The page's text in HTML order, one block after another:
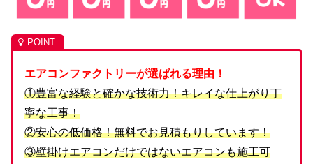
エアコンファクトリーが選ばれる理由！
①豊富な経験と確かな技術力！キレイな仕上がり丁
寧な工事！
②安心の低価格！無料でお見積もりしています！
③壁掛けエアコンだけではないエアコンも施工可